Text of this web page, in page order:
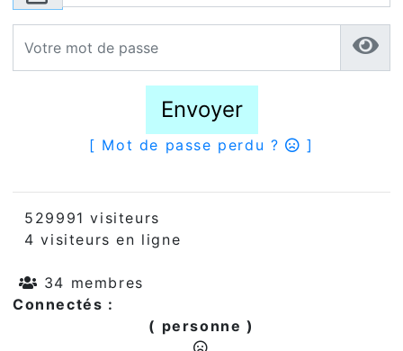
Envoyer
[ Mot de passe perdu ? ]
529991 visiteurs
4 visiteurs en ligne
34 membres
Connectés :
( personne )